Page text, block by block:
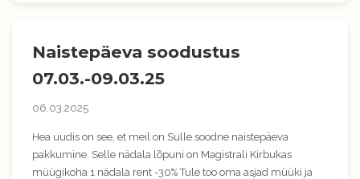
Naistepäeva soodustus
07.03.-09.03.25
06.03.2025
Hea uudis on see, et meil on Sulle soodne naistepäeva
pakkumine. Selle nädala lõpuni on Magistrali Kirbukas
müügikoha 1 nädala rent -30% Tule too oma asjad müüki ja